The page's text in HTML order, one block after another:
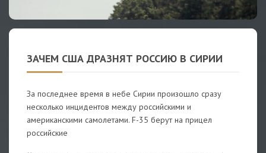
ЗАЧЕМ США ДРАЗНЯТ РОССИЮ В СИРИИ
За последнее время в небе Сирии произошло сразу
несколько инцидентов между российскими и
американскими самолетами. F-35 берут на прицел
российские